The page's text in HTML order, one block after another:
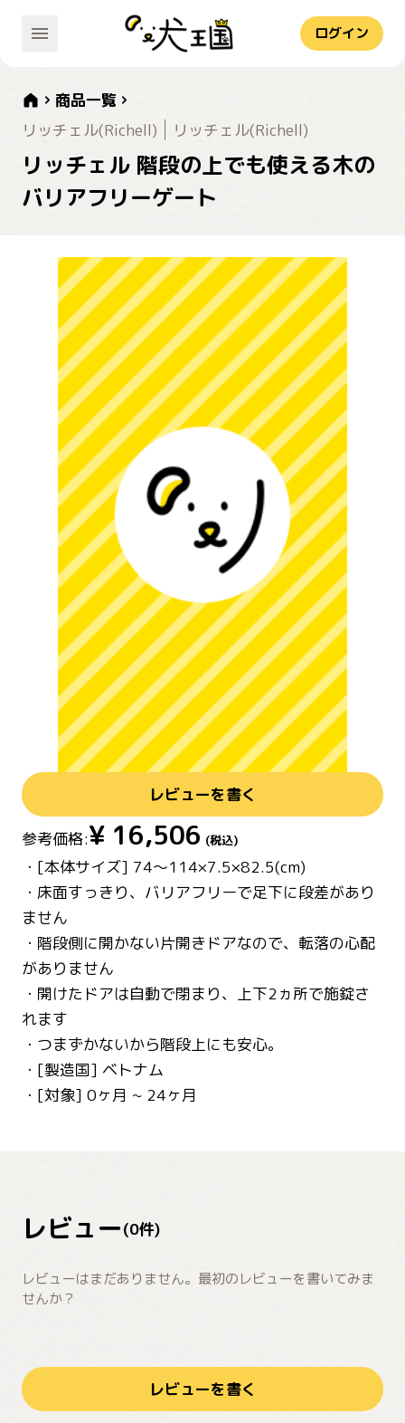
ログイン
商品一覧
リッチェル(Richell)
リッチェル(Richell)
リッチェル 階段の上でも使える木の
バリアフリーゲート
レビューを書く
参考価格:¥ 16,506 (税込)
・[本体サイズ] 74～114×7.5×82.5(cm)
・床面すっきり、バリアフリーで足下に段差があり
ません
・階段側に開かない片開きドアなので、転落の心配
がありません
・開けたドアは自動で閉まり、上下2ヵ所で施錠さ
れます
・つまずかないから階段上にも安心。
・[製造国] ベトナム
・[対象] 0ヶ月 ~ 24ヶ月
レビュー(0件)
レビューはまだありません。最初のレビューを書いてみま
せんか？
レビューを書く